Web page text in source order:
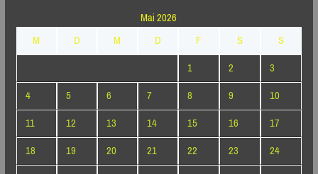
Mai 2026
M
D M D F S
S
1
2
3
4
5 6 7 8 9
10
11
12 13 14 15 16
17
18
19 20 21 22 23
24